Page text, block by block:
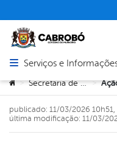
Abrir menu principal de
Serviços e
Você está aqui:
> Secretaria de Saúde >
publicado: 11/03/2026 10h51,
última modificação: 11/03/